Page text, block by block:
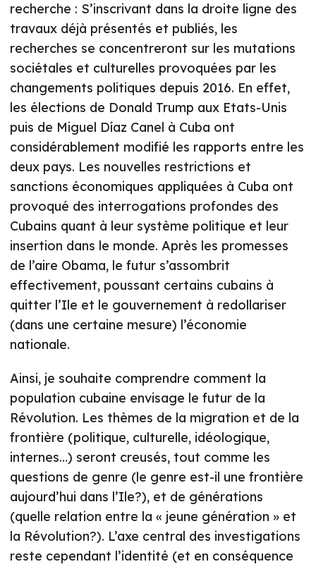
recherche : S’inscrivant dans la droite ligne des
travaux déjà présentés et publiés, les
recherches se concentreront sur les mutations
sociétales et culturelles provoquées par les
changements politiques depuis 2016. En effet,
les élections de Donald Trump aux Etats-Unis
puis de Miguel Díaz Canel à Cuba ont
considérablement modifié les rapports entre les
deux pays. Les nouvelles restrictions et
sanctions économiques appliquées à Cuba ont
provoqué des interrogations profondes des
Cubains quant à leur système politique et leur
insertion dans le monde. Après les promesses
de l’aire Obama, le futur s’assombrit
effectivement, poussant certains cubains à
quitter l’Ile et le gouvernement à redollariser
(dans une certaine mesure) l’économie
nationale.
Ainsi, je souhaite comprendre comment la
population cubaine envisage le futur de la
Révolution. Les thèmes de la migration et de la
frontière (politique, culturelle, idéologique,
internes…) seront creusés, tout comme les
questions de genre (le genre est-il une frontière
aujourd’hui dans l’Ile?), et de générations
(quelle relation entre la « jeune génération » et
la Révolution?). L’axe central des investigations
reste cependant l’identité (et en conséquence